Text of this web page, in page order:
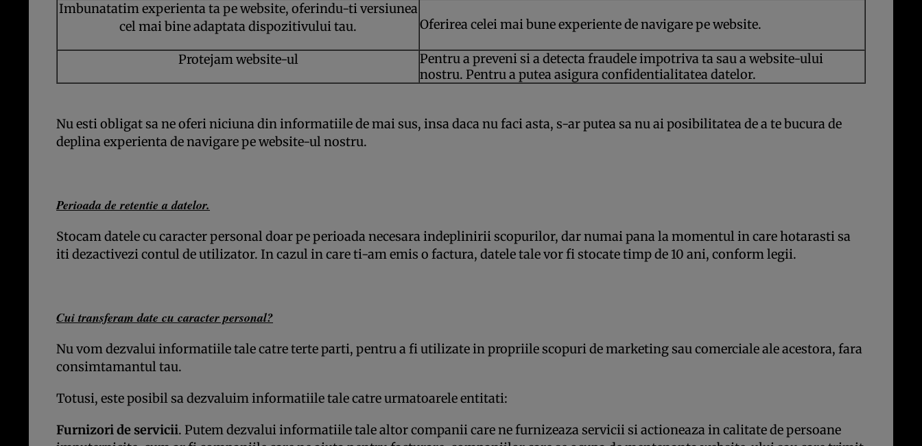
Imbunatatim experienta ta pe website, oferindu-ti versiunea
cel mai bine adaptata dispozitivului tau.
Oferirea celei mai bune experiente de navigare pe website.
Protejam website-ul
Pentru a preveni si a detecta fraudele impotriva ta sau a website-ului
nostru. Pentru a putea asigura confidentialitatea datelor.
Nu esti obligat sa ne oferi niciuna din informatiile de mai sus, insa daca nu faci asta, s-ar putea sa nu ai posibilitatea de a te bucura de
deplina experienta de navigare pe website-ul nostru.
Perioada de retentie a datelor.
Stocam datele cu caracter personal doar pe perioada necesara indeplinirii scopurilor, dar numai pana la momentul in care hotarasti sa
iti dezactivezi contul de utilizator. In cazul in care ti-am emis o factura, datele tale vor fi stocate timp de 10 ani, conform legii.
Cui transferam date cu caracter personal?
Nu vom dezvalui informatiile tale catre terte parti, pentru a fi utilizate in propriile scopuri de marketing sau comerciale ale acestora, fara
consimtamantul tau.
Totusi, este posibil sa dezvaluim informatiile tale catre urmatoarele entitati:
Furnizori de servicii. Putem dezvalui informatiile tale altor companii care ne furnizeaza servicii si actioneaza in calitate de persoane